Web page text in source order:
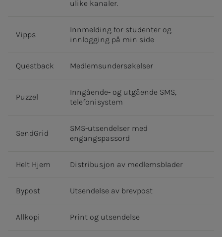
ulike kanaler.
Vipps
Innmelding for studenter og
innlogging på min side
Questback Medlemsundersøkelser
Puzzel
Inngående- og utgående SMS,
telefonisystem
SendGrid
SMS-utsendelser med
engangspassord
Helt Hjem Distribusjon av medlemsblader
Bypost Utsendelse av brevpost
Allkopi Print og utsendelse